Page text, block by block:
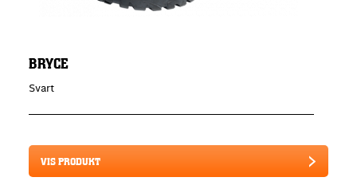
BRYCE
Svart
VIS PRODUKT